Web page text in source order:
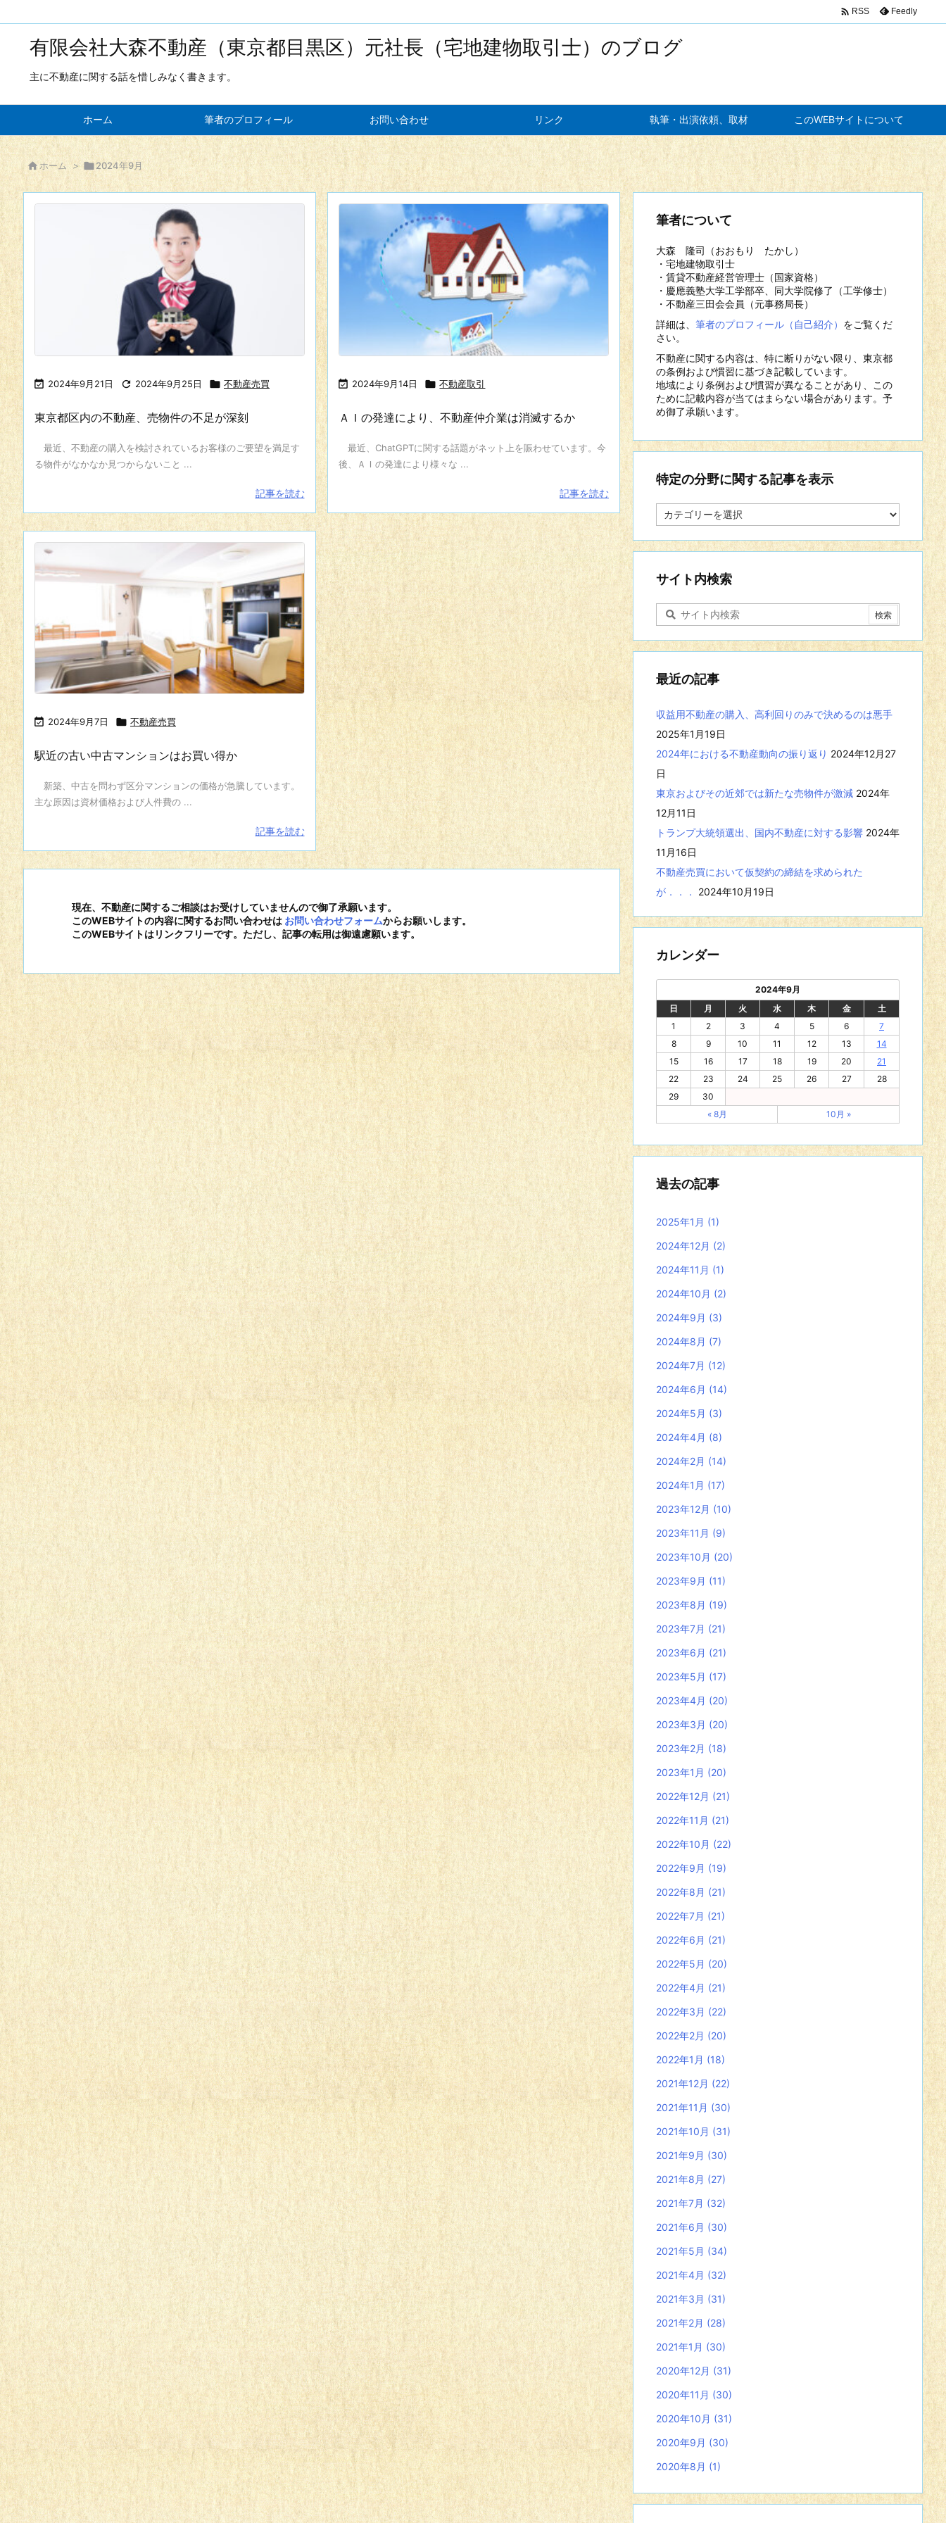
有限会社大森不動産（東京都目黒区）元社長（宅地建物取引士）のブログ
主に不動産に関する話を惜しみなく書きます。
ホーム 筆者のプロフィール お問い合わせ リンク 執筆・出演依頼、取材 このWEBサイトについて
 RSS Feedly
ホーム > 2024年9月
 2024年9月21日  2024年9月25日  不動産売買
東京都区内の不動産、売物件の不足が深刻
最近、不動産の購入を検討されているお客様のご要望を満足す
る物件がなかなか見つからないこと ...
記事を読む
 2024年9月14日  不動産取引
ＡＩの発達により、不動産仲介業は消滅するか
最近、ChatGPTに関する話題がネット上を賑わせています。今
後、ＡＩの発達により様々な ...
記事を読む
 2024年9月7日  不動産売買
駅近の古い中古マンションはお買い得か
新築、中古を問わず区分マンションの価格が急騰しています。
主な原因は資材価格および人件費の ...
記事を読む
現在、不動産に関するご相談はお受けしていませんので御了承願います。
このWEBサイトの内容に関するお問い合わせは お問い合わせフォームからお願いします。
このWEBサイトはリンクフリーです。ただし、記事の転用は御遠慮願います。
筆者について
大森 隆司（おおもり たかし）
・宅地建物取引士
・賃貸不動産経営管理士（国家資格）
・慶應義塾大学工学部卒、同大学院修了（工学修士）
・不動産三田会会員（元事務局長）
詳細は、 筆者のプロフィール（自己紹介） をご覧くだ
さい。
不動産に関する内容は、特に断りがない限り、東京都
の条例および慣習に基づき記載しています。
地域により条例および慣習が異なることがあり、この
ために記載内容が当てはまらない場合があります。予
め御了承願います。
特定の分野に関する記事を表示
定
分
に
関
す
記
事
を
示
サイト内検索
最近の記事
収益用不動産の購入、高利回りのみで決めるのは悪手
2025年1月19日
2024年における不動産動向の振り返り 2024年12月27
日
東京およびその近郊では新たな売物件が激減 2024年
12月11日
トランプ大統領選出、国内不動産に対する影響 2024年
11月16日
不動産売買において仮契約の締結を求められた
が．．．
2024年10月19日
カレンダー
2024年9月
日
月 火 水 木 金
土
1
2 3 4 5 6
7
8
9 10 11 12 13
14
15
16 17 18 19 20
21
22
23 24 25 26 27
28
29
30
« 8月
10月 »
過去の記事
2025年1月 (1)
2024年12月 (2)
2024年11月 (1)
2024年10月 (2)
2024年9月 (3)
2024年8月 (7)
2024年7月 (12)
2024年6月 (14)
2024年5月 (3)
2024年4月 (8)
2024年2月 (14)
2024年1月 (17)
2023年12月 (10)
2023年11月 (9)
2023年10月 (20)
2023年9月 (11)
2023年8月 (19)
2023年7月 (21)
2023年6月 (21)
2023年5月 (17)
2023年4月 (20)
2023年3月 (20)
2023年2月 (18)
2023年1月 (20)
2022年12月 (21)
2022年11月 (21)
2022年10月 (22)
2022年9月 (19)
2022年8月 (21)
2022年7月 (21)
2022年6月 (21)
2022年5月 (20)
2022年4月 (21)
2022年3月 (22)
2022年2月 (20)
2022年1月 (18)
2021年12月 (22)
2021年11月 (30)
2021年10月 (31)
2021年9月 (30)
2021年8月 (27)
2021年7月 (32)
2021年6月 (30)
2021年5月 (34)
2021年4月 (32)
2021年3月 (31)
2021年2月 (28)
2021年1月 (30)
2020年12月 (31)
2020年11月 (30)
2020年10月 (31)
2020年9月 (30)
2020年8月 (1)